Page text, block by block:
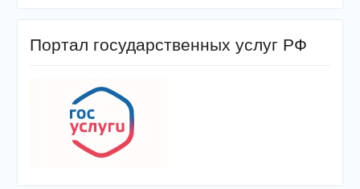
Портал государственных услуг РФ